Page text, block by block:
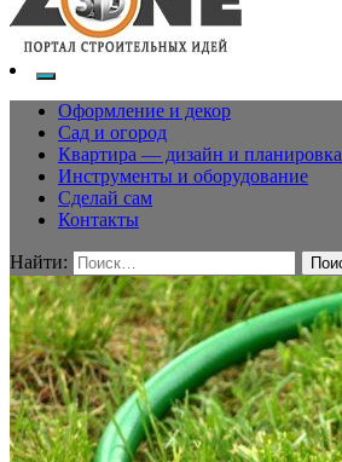
Оформление и декор
Сад и огород
Квартира — дизайн и планировка
Инструменты и оборудование
Сделай сам
Контакты
Найти: